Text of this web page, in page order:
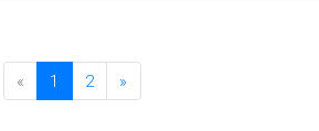
« 1 2 »